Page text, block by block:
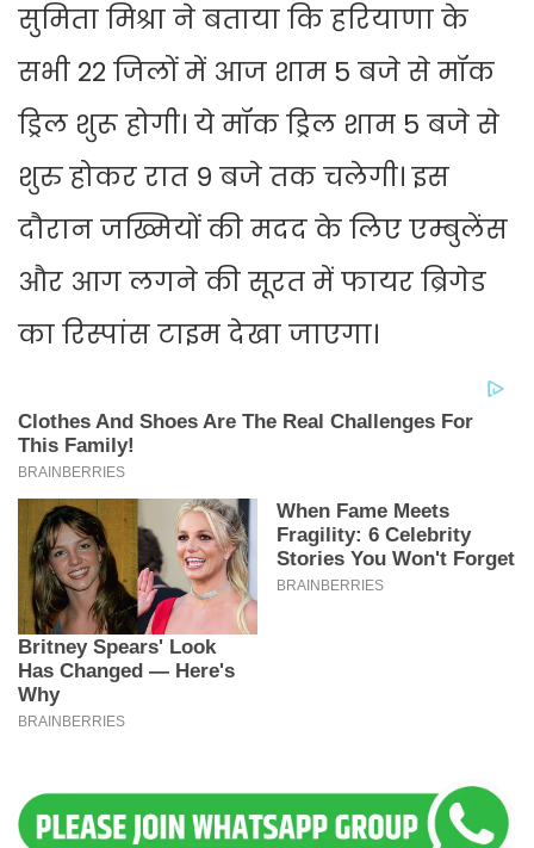
सुमिता मिश्रा ने बताया कि हरियाणा के
सभी 22 जिलों में आज शाम 5 बजे से मॉक
ड्रिल शुरू होगी। ये मॉक ड्रिल शाम 5 बजे से
शुरु होकर रात 9 बजे तक चलेगी। इस
दौरान जख्मियों की मदद के लिए एम्बुलेंस
और आग लगने की सूरत में फायर ब्रिगेड
का रिस्पांस टाइम देखा जाएगा।